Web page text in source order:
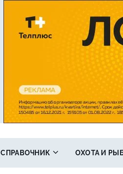
СПРАВОЧНИК ОХОТА И